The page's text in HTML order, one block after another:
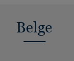
Belge